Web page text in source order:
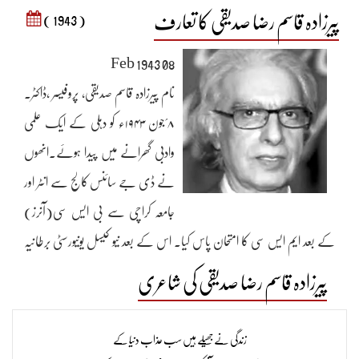
پیرزادہ قاسم رضا صدیقی کا تعارف ( 1943 )
08 Feb 1943
نام پیرزادہ قاسم صدیقی، پروفیسر ،ڈاکٹر۔
۸؍جون ۱۹۴۳ء کو دہلی کے ایک علمی
وادبی گھرانے میں پیدا ہوئے۔انھوں
نے ڈی جے سائنس کالج سے انٹر اور
جامعہ کراچی سے بی ایس سی(آنرز)
کے بعد ایم ایس سی کا امتحان پاس کیا۔ اس کے بعد نیو کیسل یونیورسٹی برطانیہ
سے پی ایچ ڈی کی ڈگری حاصل کی۔ تعلیم سے فارغ ہونے کے بعد درس
وتدریس کا پیشہ اختیار کیا اور جامعہ کراچی میں بحیثیت لکچرر مقرر ہوئے۔ دوران
ملازمت وہ جامعہ کراچی کے پرو وائس چانسلر اور رجسٹرار رکن سنڈیکیٹ، مشیر امور
پیرزادہ قاسم رضا صدیقی کی شاعری
زندگی نے جھیلے ہیں سب عذاب دنیا کے